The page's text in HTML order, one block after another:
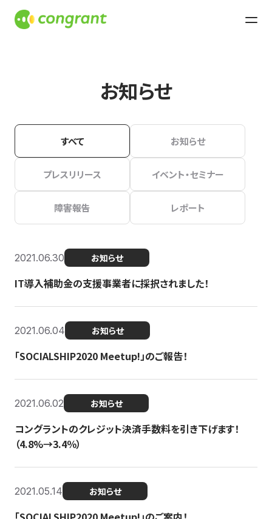
お知らせ
すべて お知らせ
プレスリリース イベント・セミナー
障害報告 レポート
2021.06.30 お知らせ
IT導入補助金の支援事業者に採択されました！
2021.06.04 お知らせ
「SOCIALSHIP2020 Meetup!」のご報告！
2021.06.02 お知らせ
コングラントのクレジット決済手数料を引き下げます！
（4.8%→3.4％）
2021.05.14 お知らせ